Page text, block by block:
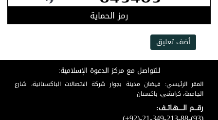
رمز الحماية
أضف تعليق
للتواصل مع مركز الدعوة الإسلامية:
المقر الرئيسي: فيضان مدينة بجوار شركة الاتصالات الباكستانية، شارع
الجامعة، كراتشي، باكستان
رقـــم الـــــهـاتــف: